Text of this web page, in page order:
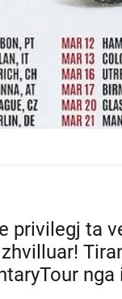
privilegj ta
nga